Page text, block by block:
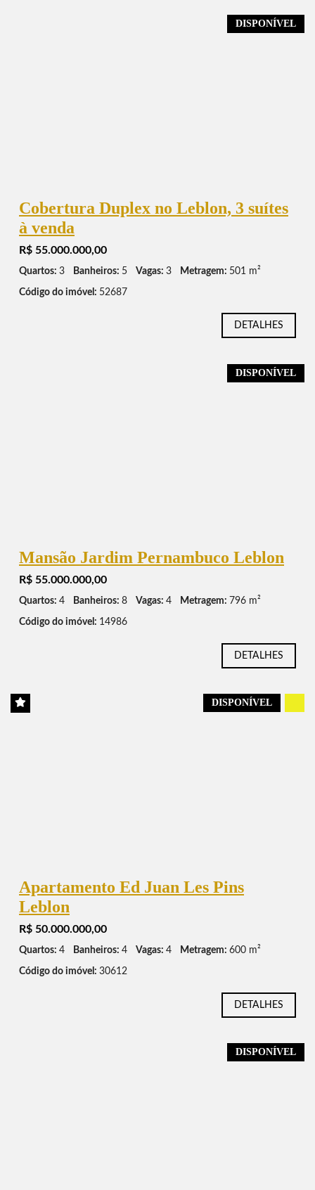
DISPONÍVEL
Cobertura Duplex no Leblon, 3 suítes
à venda
R$ 55.000.000,00
Quartos: 3 Banheiros: 5 Vagas: 3 Metragem: 501 m²
Código do imóvel: 52687
DETALHES
DISPONÍVEL
Mansão Jardim Pernambuco Leblon
R$ 55.000.000,00
Quartos: 4 Banheiros: 8 Vagas: 4 Metragem: 796 m²
Código do imóvel: 14986
DETALHES
DISPONÍVEL
Apartamento Ed Juan Les Pins
Leblon
R$ 50.000.000,00
Quartos: 4 Banheiros: 4 Vagas: 4 Metragem: 600 m²
Código do imóvel: 30612
DETALHES
DISPONÍVEL